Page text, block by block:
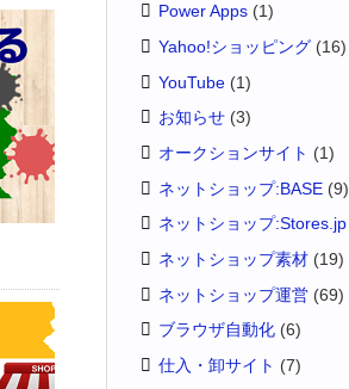
Power Apps (1)
Yahoo!ショッピング (16)
YouTube (1)
お知らせ (3)
オークションサイト (1)
ネットショップ:BASE (9)
ネットショップ:Stores.jp
ネットショップ素材 (19)
ネットショップ運営 (69)
ブラウザ自動化 (6)
仕入・卸サイト (7)